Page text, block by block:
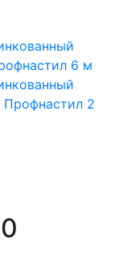
6 м
Профнастил 2